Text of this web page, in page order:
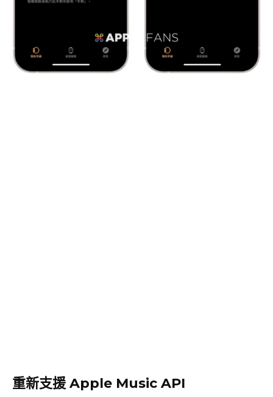
重新支援 Apple Music API